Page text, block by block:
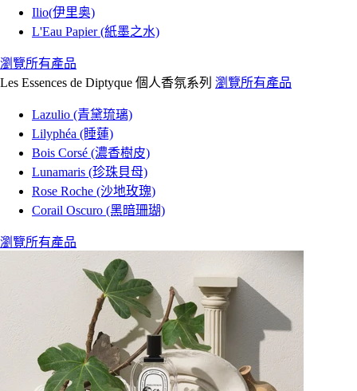
Ilio(伊里奥)
L'Eau Papier (紙墨之水)
瀏覽所有產品
Les Essences de Diptyque 個人香氛系列 瀏覽所有產品
Lazulio (青黛琉璃)
Lilyphéa (睡蓮)
Bois Corsé (濃香樹皮)
Lunamaris (珍珠貝母)
Rose Roche (沙地玫瑰)
Corail Oscuro (黑暗珊瑚)
瀏覽所有產品